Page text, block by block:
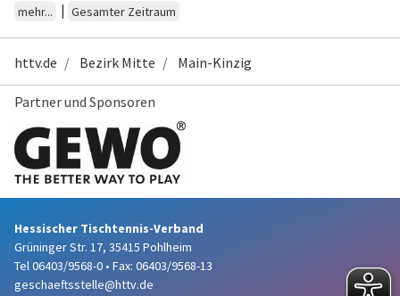
mehr...
| Gesamter Zeitraum
httv.de Bezirk Mitte Main-Kinzig
Partner und Sponsoren
Hessischer Tischtennis-Verband
Grüninger Str. 17, 35415 Pohlheim
Tel 06403/9568-0 • Fax: 06403/9568-13
geschaeftsstelle@httv.de